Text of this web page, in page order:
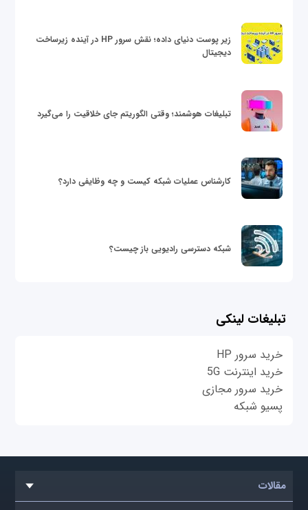
زیر پوست دنیای داده؛ نقش سرور HP در آینده زیرساخت
دیجیتال
تبلیغات هوشمند؛ وقتی الگوریتم جای خلاقیت را می‌گیرد
کارشناس عملیات شبکه کیست و چه وظایفی دارد؟
شبکه دسترسی رادیویی باز چیست؟
تبلیغات لینکی
خرید سرور HP
خرید اینترنت 5G
خرید سرور مجازی
پسیو شبکه
مقالات